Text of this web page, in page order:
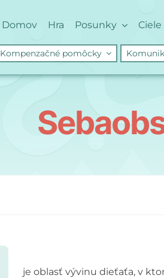
Domov Hra Posunky Ciele
Kompenzačné pomôcky
je oblasť vývinu dieťaťa, v